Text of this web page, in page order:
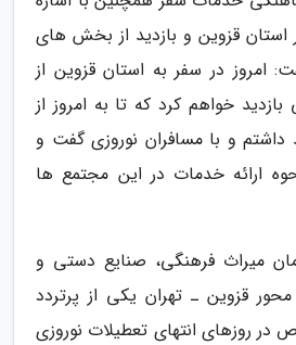
استان قزوین و بازدید از بخش های
امروز در سفر به استان قزوین از
خواهم کرد که تا به امروز از
داشتم و با مسافران نوروزی گفت و
ارائه خدمات در این مجتمع ها
میراث فرهنگی، صنایع دستی و
قزوین ـ تهران یکی از پرتردد
روزهای انتهای تعطیلات نوروزی